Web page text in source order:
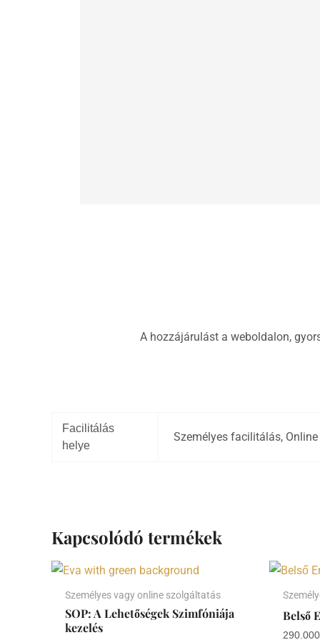
A hozzájárulást a weboldalon,
Facilitálás
helye
Személyes facilitálás,
Kapcsolódó termékek
Személyes vagy online szolgáltatás
SOP: A Lehetőségek Szimfóniája
kezelés
Belső
290.000